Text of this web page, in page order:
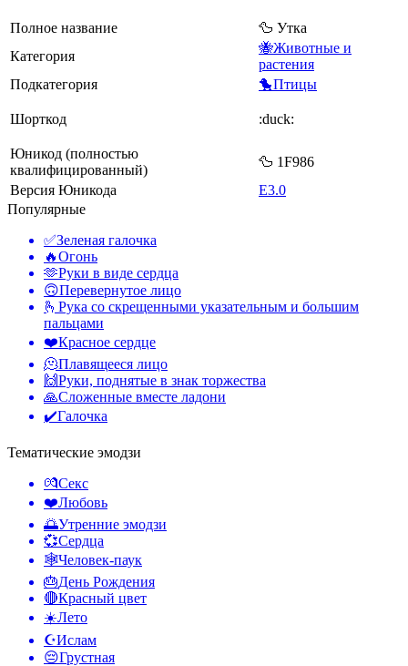
Полное название
🦆 Утка
Категория
🐝Животные и
растения
Подкатегория
🐤Птицы
Шорткод :duck:
Юникод (полностью
квалифицированный)
🦆 1F986
Версия Юникода
E3.0
Популярные
✅Зеленая галочка
🔥Огонь
🫶Руки в виде сердца
🙃Перевернутое лицо
🫰 Рука со скрещенными указательным и большим
пальцами
❤️Красное сердце
🫠Плавящееся лицо
🙌Руки, поднятые в знак торжества
🙏Сложенные вместе ладони
✔️Галочка
Тематические эмодзи
💏Секс
❤️Любовь
🌅Утренние эмодзи
💞Сердца
🕸️Человек-паук
🎂День Рождения
🔴Красный цвет
☀️Лето
☪️Ислам
😔Грустная